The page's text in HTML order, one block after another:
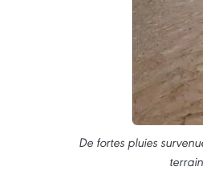
De fortes pluies